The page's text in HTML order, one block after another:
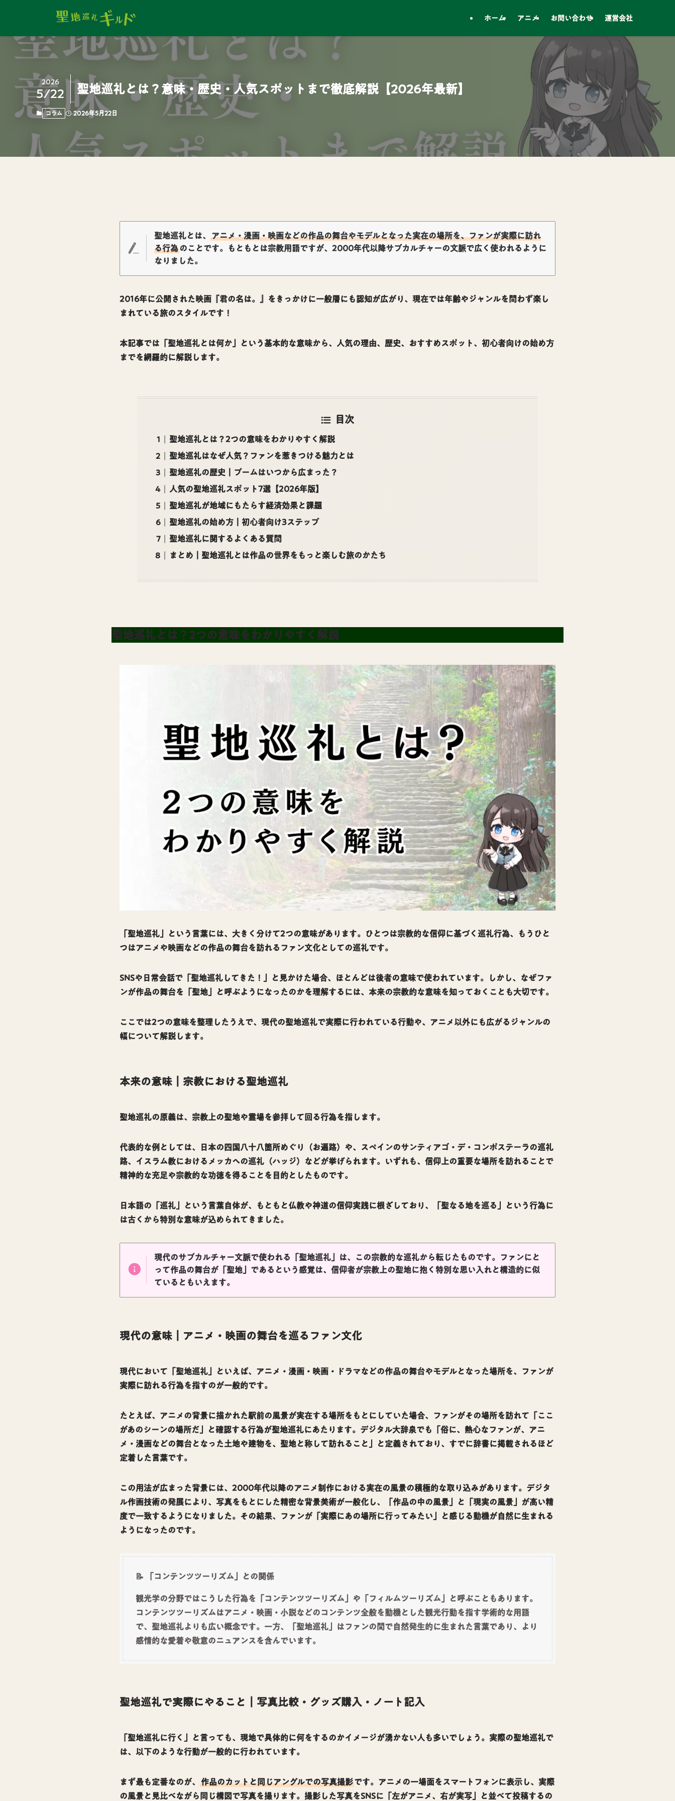
ホーム アニメ お問い合わせ 運営会社
聖地巡礼とは？意味・歴史・人気スポットまで徹底解説【2026年最新】
2026
5/22
コラム 2026年5月22日
聖地巡礼とは、
アニメ・漫画・映画などの作品の舞台やモデルとなった実在の場所を、ファンが実際に訪れ
る行為のことです。もともとは宗教用語ですが、2000年代以降サブカルチャーの文脈で広く使われるように
なりました。
2016年に公開された映画『君の名は。』をきっかけに一般層にも認知が広がり、現在では年齢やジャンルを問わず楽し
まれている旅のスタイルです！
本記事では「聖地巡礼とは何か」という基本的な意味から、人気の理由、歴史、おすすめスポット、初心者向けの始め方
までを網羅的に解説します。
目次
聖地巡礼とは？2つの意味をわかりやすく解説
聖地巡礼はなぜ人気？ファンを惹きつける魅力とは
聖地巡礼の歴史｜ブームはいつから広まった？
人気の聖地巡礼スポット7選【2026年版】
聖地巡礼が地域にもたらす経済効果と課題
聖地巡礼の始め方｜初心者向け3ステップ
聖地巡礼に関するよくある質問
まとめ｜聖地巡礼とは作品の世界をもっと楽しむ旅のかたち
聖地巡礼とは？2つの意味をわかりやすく解説
「聖地巡礼」という言葉には、大きく分けて2つの意味があります。ひとつは宗教的な信仰に基づく巡礼行為、もうひと
つはアニメや映画などの作品の舞台を訪れるファン文化としての巡礼です。
SNSや日常会話で「聖地巡礼してきた！」と見かけた場合、ほとんどは後者の意味で使われています。しかし、なぜファ
ンが作品の舞台を「聖地」と呼ぶようになったのかを理解するには、本来の宗教的な意味を知っておくことも大切です。
ここでは2つの意味を整理したうえで、現代の聖地巡礼で実際に行われている行動や、アニメ以外にも広がるジャンルの
幅について解説します。
本来の意味｜宗教における聖地巡礼
聖地巡礼の原義は、宗教上の聖地や霊場を参拝して回る行為を指します。
代表的な例としては、日本の四国八十八箇所めぐり（お遍路）や、スペインのサンティアゴ・デ・コンポステーラの巡礼
路、イスラム教におけるメッカへの巡礼（ハッジ）などが挙げられます。いずれも、信仰上の重要な場所を訪れることで
精神的な充足や宗教的な功徳を得ることを目的としたものです。
日本語の「巡礼」という言葉自体が、もともと仏教や神道の信仰実践に根ざしており、「聖なる地を巡る」という行為に
は古くから特別な意味が込められてきました。
現代のサブカルチャー文脈で使われる「聖地巡礼」は、この宗教的な巡礼から転じたものです。ファンにと
って作品の舞台が「聖地」であるという感覚は、信仰者が宗教上の聖地に抱く特別な思い入れと構造的に似
ているともいえます。
現代の意味｜アニメ・映画の舞台を巡るファン文化
現代において「聖地巡礼」といえば、アニメ・漫画・映画・ドラマなどの作品の舞台やモデルとなった場所を、ファンが
実際に訪れる行為を指すのが一般的です。
たとえば、アニメの背景に描かれた駅前の風景が実在する場所をもとにしていた場合、ファンがその場所を訪れて「ここ
があのシーンの場所だ」と確認する行為が聖地巡礼にあたります。デジタル大辞泉でも「俗に、熱心なファンが、アニ
メ・漫画などの舞台となった土地や建物を、聖地と称して訪れること」と定義されており、すでに辞書に掲載されるほど
定着した言葉です。
この用法が広まった背景には、2000年代以降のアニメ制作における実在の風景の積極的な取り込みがあります。デジタ
ル作画技術の発展により、写真をもとにした精密な背景美術が一般化し、「作品の中の風景」と「現実の風景」が高い精
度で一致するようになりました。その結果、ファンが「実際にあの場所に行ってみたい」と感じる動機が自然に生まれる
ようになったのです。
📝 「コンテンツツーリズム」との関係
観光学の分野ではこうした行為を「コンテンツツーリズム」や「フィルムツーリズム」と呼ぶこともあります。
コンテンツツーリズムはアニメ・映画・小説などのコンテンツ全般を動機とした観光行動を指す学術的な用語
で、聖地巡礼よりも広い概念です。一方、「聖地巡礼」はファンの間で自然発生的に生まれた言葉であり、より
感情的な愛着や敬意のニュアンスを含んでいます。
聖地巡礼で実際にやること｜写真比較・グッズ購入・ノート記入
「聖地巡礼に行く」と言っても、現地で具体的に何をするのかイメージが湧かない人も多いでしょう。実際の聖地巡礼で
は、以下のような行動が一般的に行われています。
まず最も定番なのが、 作品のカットと同じアングルでの写真撮影です。アニメの一場面をスマートフォンに表示し、実際
の風景と見比べながら同じ構図で写真を撮ります。撮影した写真をSNSに「左がアニメ、右が実写」と並べて投稿するの